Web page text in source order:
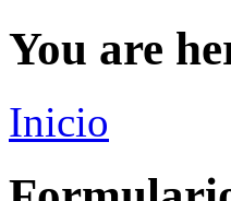
You are
Inicio